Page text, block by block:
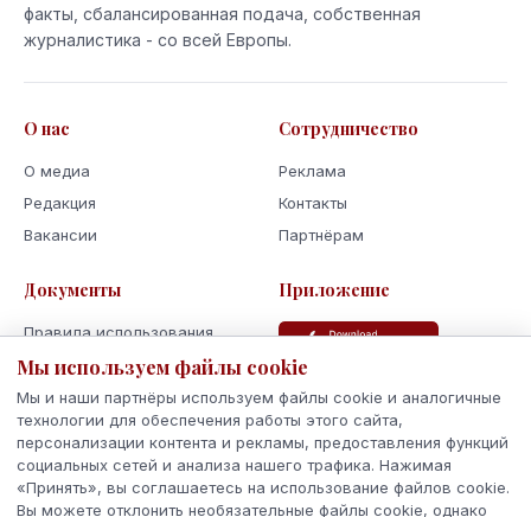
факты, сбалансированная подача, собственная
журналистика - со всей Европы.
О нас
О медиа
Редакция
Вакансии
Сотрудничество
Реклама
Контакты
Партнёрам
Документы
Правила использования
Политика
Использование cookie
Кодекс поведения и этики
Приложение
Мы используем файлы cookie
Мы и наши партнёры используем файлы cookie и аналогичные
технологии для обеспечения работы этого сайта,
персонализации контента и рекламы, предоставления функций
социальных сетей и анализа нашего трафика. Нажимая
«Принять», вы соглашаетесь на использование файлов cookie.
Вы можете отклонить необязательные файлы cookie, однако